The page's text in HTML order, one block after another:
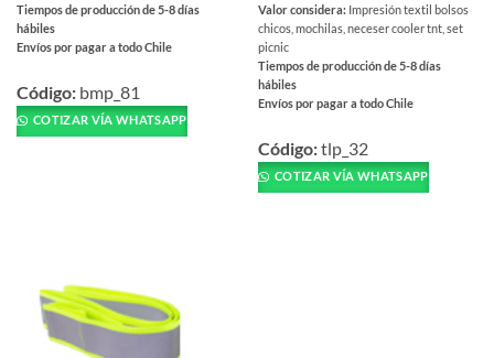
Tiempos de producción de 5-8 días
hábiles
Envíos por pagar a todo Chile
producto
tiene
múltiples
página
Código: bmp_81
COTIZAR VÍA WHATSAPP
Valor considera: Impresión textil bolsos
chicos, mochilas, neceser cooler tnt, set
picnic
Tiempos de producción de 5-8 días
hábiles
Envíos por pagar a todo Chile
producto
tiene
múltiples
Código:tlp_32
COTIZAR VÍA WHATSAPP